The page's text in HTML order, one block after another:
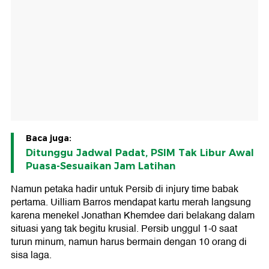
Baca juga:
Ditunggu Jadwal Padat, PSIM Tak Libur Awal
Puasa-Sesuaikan Jam Latihan
Namun petaka hadir untuk Persib di injury time babak
pertama. Uilliam Barros mendapat kartu merah langsung
karena menekel Jonathan Khemdee dari belakang dalam
situasi yang tak begitu krusial. Persib unggul 1-0 saat
turun minum, namun harus bermain dengan 10 orang di
sisa laga.